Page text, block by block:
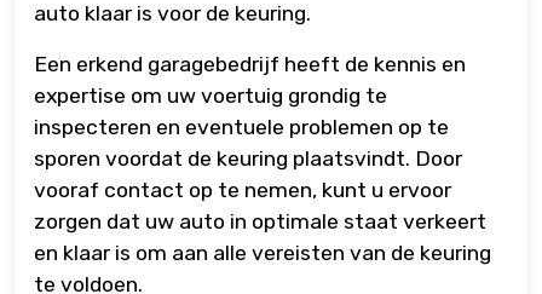
auto klaar is voor de keuring.
Een erkend garagebedrijf heeft de kennis en
expertise om uw voertuig grondig te
inspecteren en eventuele problemen op te
sporen voordat de keuring plaatsvindt. Door
vooraf contact op te nemen, kunt u ervoor
zorgen dat uw auto in optimale staat verkeert
en klaar is om aan alle vereisten van de keuring
te voldoen.